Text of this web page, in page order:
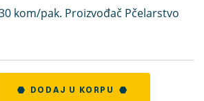
kom/pak. Proizvođač Pčelarstvo
DODAJ U KORPU